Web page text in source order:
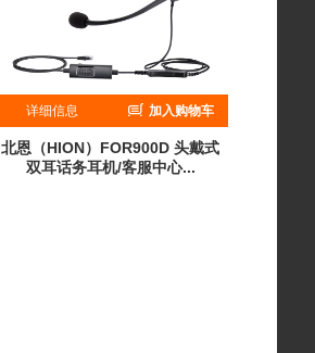
详细信息 加入购物车
北恩（HION）FOR900D 头戴式
双耳话务耳机/客服中心...